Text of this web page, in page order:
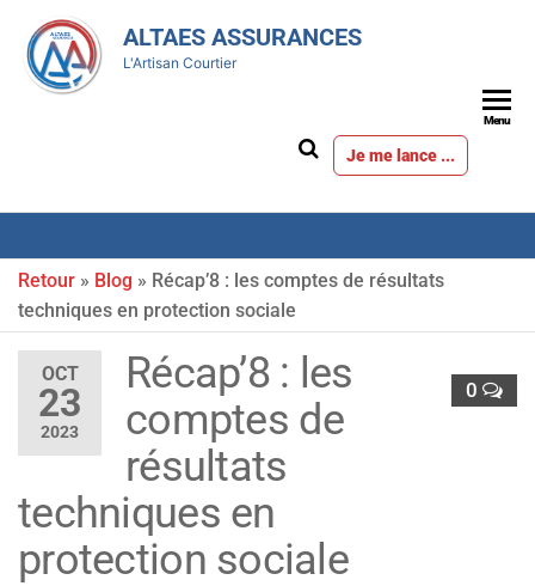
ALTAES ASSURANCES
L'Artisan Courtier
Je me lance ...
Menu
Retour » Blog » Récap’8 : les comptes de résultats
techniques en protection sociale
OCT
23
2023
0
Récap’8 : les
comptes de
résultats
techniques en
protection sociale